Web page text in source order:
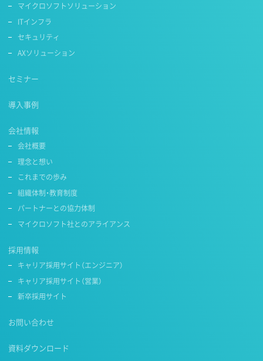
マイクロソフトソリューション
ITインフラ
セキュリティ
AXソリューション
セミナー
導入事例
会社情報
会社概要
理念と想い
これまでの歩み
組織体制・教育制度
パートナーとの協力体制
マイクロソフト社とのアライアンス
採用情報
キャリア採用サイト（エンジニア）
キャリア採用サイト（営業）
新卒採用サイト
お問い合わせ
資料ダウンロード